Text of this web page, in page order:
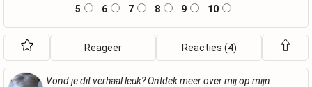
5
6 7 8 9 10
Reageer Reacties (4)
Vond je dit verhaal leuk? Ontdek meer over mij op mijn